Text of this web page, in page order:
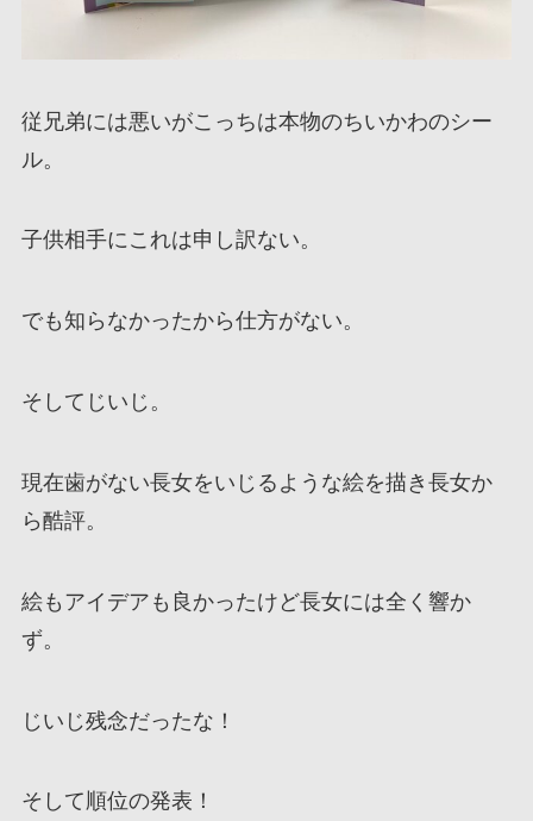
従兄弟には悪いがこっちは本物のちいかわのシー
ル。
子供相手にこれは申し訳ない。
でも知らなかったから仕方がない。
そしてじいじ。
現在歯がない長女をいじるような絵を描き長女か
ら酷評。
絵もアイデアも良かったけど長女には全く響か
ず。
じいじ残念だったな！
そして順位の発表！